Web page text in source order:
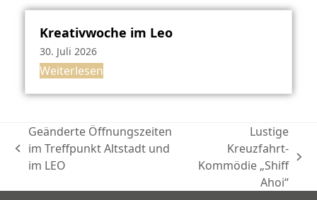
Kreativwoche im Leo
30. Juli 2026
Weiterlesen
vorheriger
Beitrag:
Geänderte Öffnungszeiten
im Treffpunkt Altstadt und
im LEO
Nächster
Lustige
Kreuzfahrt-
Kommödie „Shiff
Ahoi“